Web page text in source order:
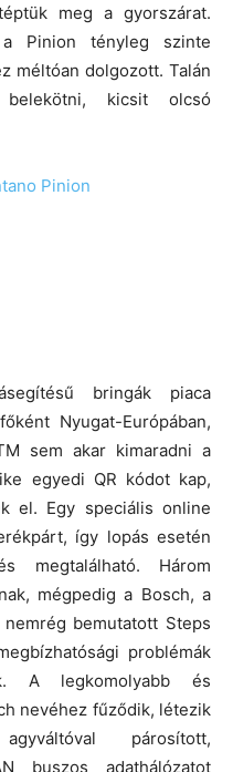
meg a gyorszárat.
Pinion tényleg szinte
méltóan dolgozott. Talán
kicsit olcsó
bringák piaca
Nyugat-Európában,
sem akar kimaradni a
egyedi QR kódot kap,
el. Egy speciális online
így lopás esetén
megtalálható. Három
mégpedig a Bosch, a
bemutatott Steps
problémák
A legkomolyabb és
nevéhez fűződik, létezik
párosított,
buszos adathálózatot